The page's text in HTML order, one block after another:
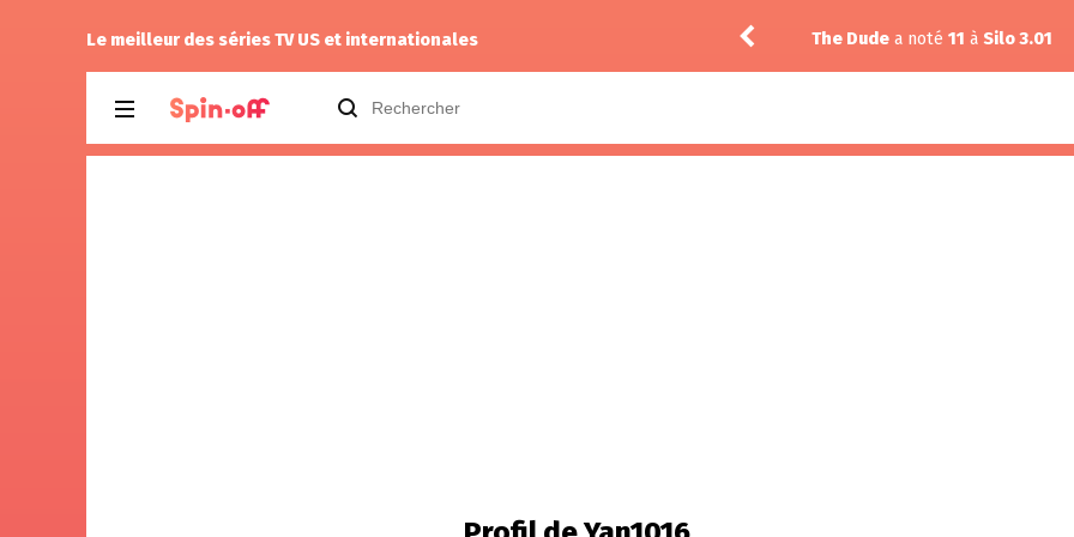
Le meilleur des séries TV US et internationales
Reiseia noté12 àParks and Recreation 3.05 The Dude a noté 11 à Silo 3.01